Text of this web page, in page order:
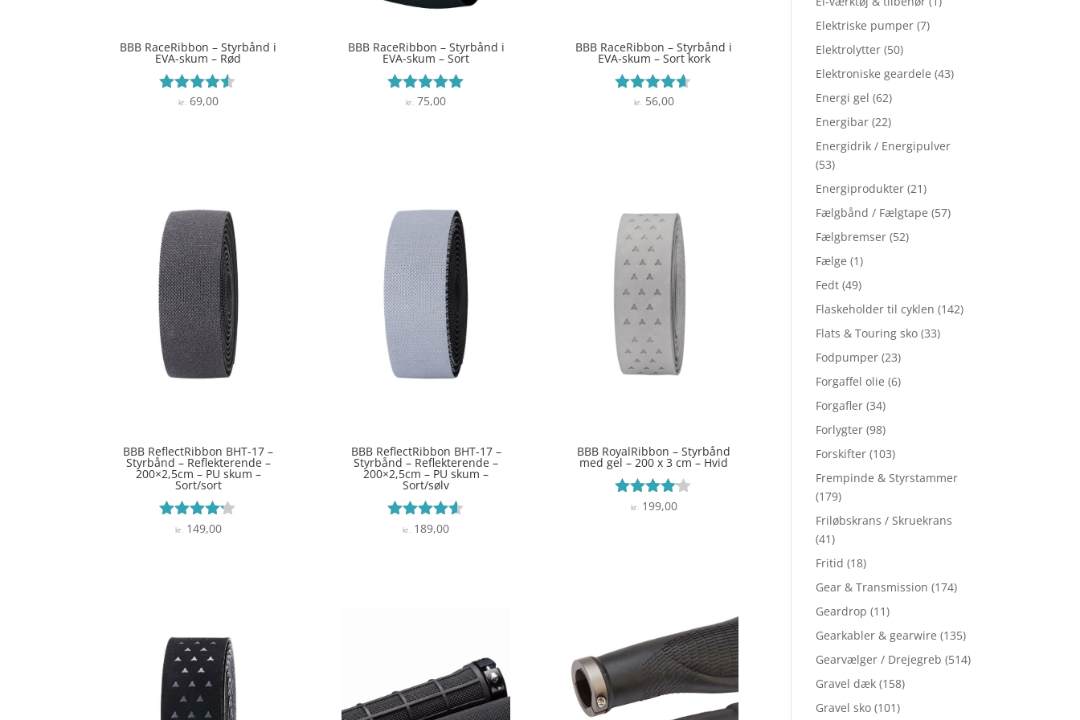
BBB RaceRibbon – Styrbånd i
EVA-skum – Rød
Vurderet
kr.69,00
BBB RaceRibbon – Styrbånd i
EVA-skum – Sort
Vurderet
kr. 75,00
BBB RaceRibbon – Styrbånd i
EVA-skum – Sort kork
Vurderet
kr.56,00
BBB ReflectRibbon BHT-17 –
Styrbånd – Reflekterende –
200×2,5cm – PU skum –
Sort/sort
Vurderet
kr. 149,00
BBB ReflectRibbon BHT-17 –
Styrbånd – Reflekterende –
200×2,5cm – PU skum –
Sort/sølv
Vurderet
kr. 189,00
BBB RoyalRibbon – Styrbånd
med gel – 200 x 3 cm – Hvid
Vurderet
kr. 199,00
Elektriske pumper (7)
Elektrolytter (50)
Elektroniske geardele (43)
Energi gel (62)
Energibar (22)
Energidrik / Energipulver
(53)
Energiprodukter (21)
Fælgbånd / Fælgtape (57)
Fælgbremser (52)
Fælge (1)
Fedt (49)
Flaskeholder til cyklen (142)
Flats & Touring sko (33)
Fodpumper (23)
Forgaffel olie (6)
Forgafler (34)
Forlygter (98)
Forskifter (103)
Frempinde & Styrstammer
(179)
Friløbskrans / Skruekrans
(41)
Fritid (18)
Gear & Transmission (174)
Geardrop (11)
Gearkabler & gearwire (135)
Gearvælger / Drejegreb (514)
Gravel dæk (158)
Gravel sko (101)